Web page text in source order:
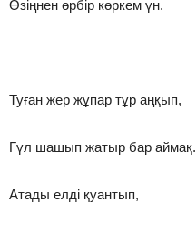
Өзіңнен өрбір көркем үн.
Туған жер жұпар тұр аңқып,
Гүл шашып жатыр бар аймақ.
Атады елді қуантып,